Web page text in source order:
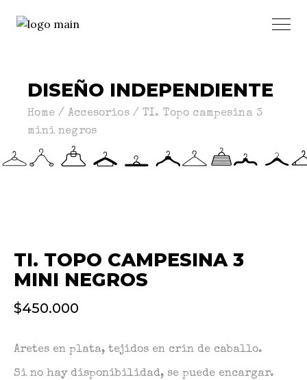
DISEÑO INDEPENDIENTE
Home Accesorios
TI. Topo campesina 3
mini negros
TI. TOPO CAMPESINA 3
MINI NEGROS
$450.000
Aretes en plata, tejidos en crin de caballo.
Si no hay disponibilidad, se puede encargar.